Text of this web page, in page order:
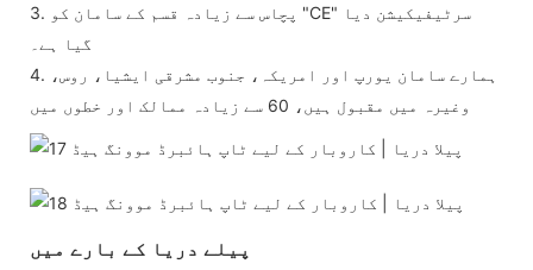
3. پچاس سے زیادہ قسم کے سامان کو "CE" سرٹیفیکیشن دیا
گیا ہے۔
4. ہمارے سامان یورپ اور امریکہ، جنوب مشرقی ایشیا، روس،
وغیرہ میں مقبول ہیں، 60 سے زیادہ ممالک اور خطوں میں
پیلے دریا کے بارے میں